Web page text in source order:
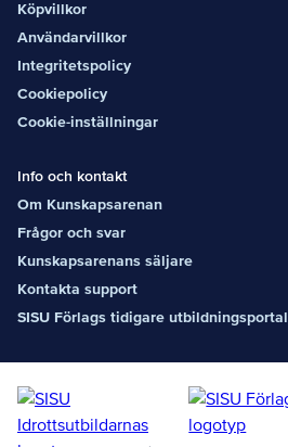
Köpvillkor
Användarvillkor
Integritetspolicy
Cookiepolicy
Cookie-inställningar
Info och kontakt
Om Kunskapsarenan
Frågor och svar
Kunskapsarenans säljare
Kontakta support
SISU Förlags tidigare utbildningsportal